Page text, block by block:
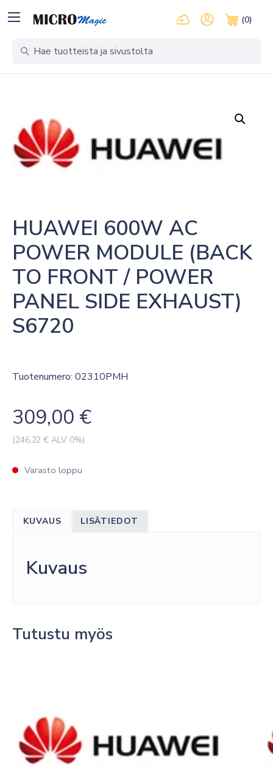
KirjauduOma tili
(0)
HUAWEI 600W AC
POWER MODULE (BACK
TO FRONT / POWER
PANEL SIDE EXHAUST)
S6720
Tuotenumero: 02310PMH
309,00 €
(246,22 € ALV 0%)
Varasto loppu
KUVAUS LISÄTIEDOT
Kuvaus
Tutustu myös